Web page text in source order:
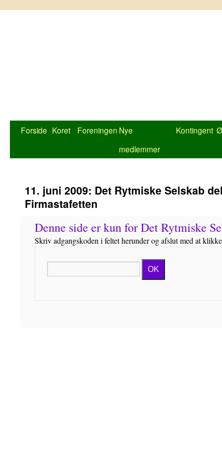
Forside Koret Foreningen Nye
medlemmer
Kontingent
11. juni 2009: Det Rytmiske Selskab
Firmastafetten
Denne side er kun for Det Rytmiske
Skriv adgangskoden i feltet herunder og afslut med at
OK